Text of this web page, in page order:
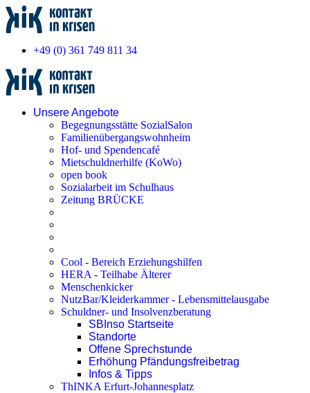
+49 (0) 361 749 811 34
Unsere Angebote
Begegnungsstätte SozialSalon
Familienübergangswohnheim
Hof- und Spendencafé
Mietschuldnerhilfe (KoWo)
open book
Sozialarbeit im Schulhaus
Zeitung BRÜCKE
Cool - Bereich Erziehungshilfen
HERA - Teilhabe Älterer
Menschenkicker
NutzBar/Kleiderkammer - Lebensmittelausgabe
Schuldner- und Insolvenzberatung
SBInso Startseite
Standorte
Offene Sprechstunde
Erhöhung Pfändungsfreibetrag
Infos & Tipps
ThINKA Erfurt-Johannesplatz